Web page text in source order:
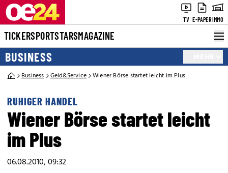
TV E-PAPERIMMO
TICKERSPORTSTARSMAGAZINE
BUSINESS
Business Geld&Service Wiener Börse startet leicht im Plus
RUHIGER HANDEL
Wiener Börse startet leicht
im Plus
06.08.2010, 09:32